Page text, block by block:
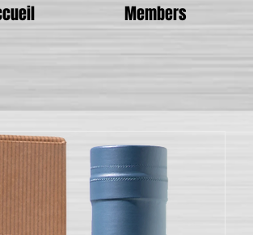
Members